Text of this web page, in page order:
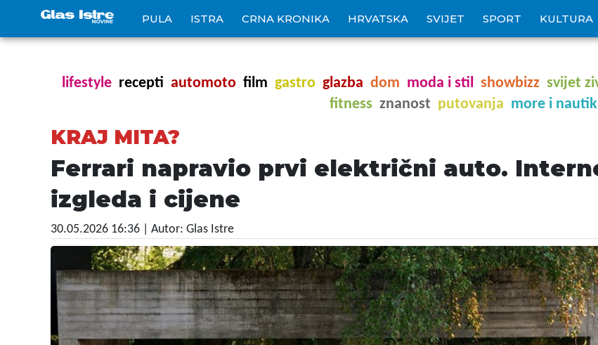
PULA ISTRA CRNA KRONIKA HRVATSKA SVIJET SPORT KULTURA
lifestyle recepti automoto film gastro glazba dom moda i stil showbizz svijet
fitness znanost putovanja more i
KRAJ MITA?
Ferrari napravio prvi električni auto.
izgleda i cijene
30.05.2026 16:36 | Autor: Glas Istre